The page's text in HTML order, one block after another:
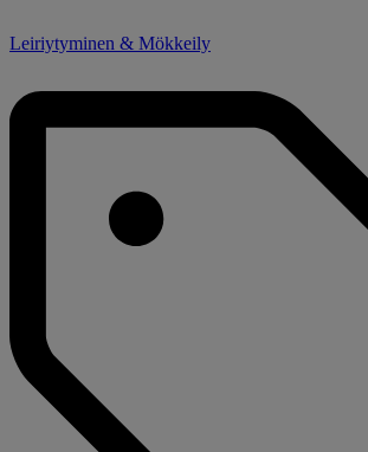
Leiriytyminen & Mökkeily